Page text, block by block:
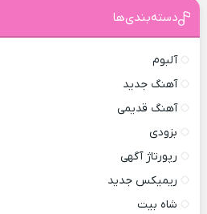
دسته‌بندی‌ها
آلبوم
آهنگ جدید
آهنگ قدیمی
بزودی
رپورتاژ آگهی
ریمیکس جدید
شاه بیت